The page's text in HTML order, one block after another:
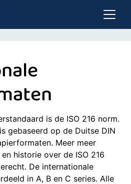
is de ISO 216 norm.
gebaseerd op de Duitse DIN
Meer meer
historie over de ISO 216
De internationale
in A, B en C series. Alle